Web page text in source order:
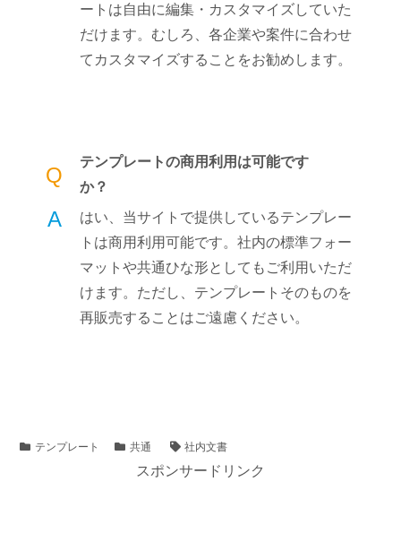
ートは自由に編集・カスタマイズしていた
だけます。むしろ、各企業や案件に合わせ
てカスタマイズすることをお勧めします。
Q
テンプレートの商用利用は可能です
か？
A
はい、当サイトで提供しているテンプレー
トは商用利用可能です。社内の標準フォー
マットや共通ひな形としてもご利用いただ
けます。ただし、テンプレートそのものを
再販売することはご遠慮ください。
テンプレート 共通 社内文書
スポンサードリンク